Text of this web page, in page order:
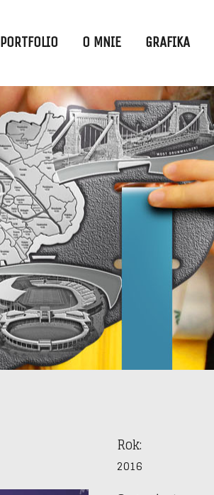
PORTFOLIO O MNIE GRAFIKA
Rok:
2016